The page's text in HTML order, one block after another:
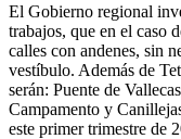
El Gobierno regional
trabajos, que en el caso
calles con andenes, sin
vestíbulo. Además de
serán: Puente de
Campamento y
este primer trimestre de